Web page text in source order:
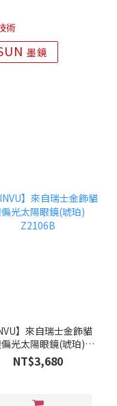
術
墨鏡
】來自瑞士金飾貓
光太陽眼鏡(琥珀)
Z2106B
NT$3,680